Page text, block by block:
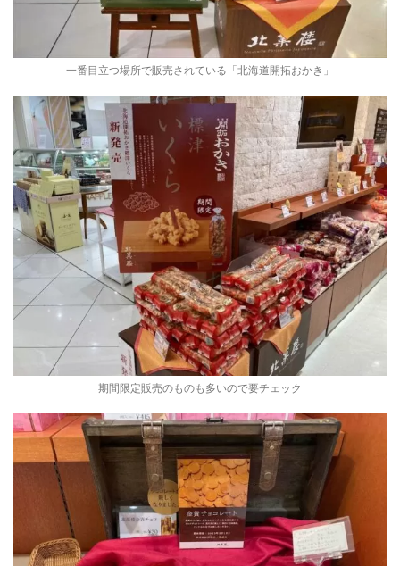
一番目立つ場所で販売されている「北海道開拓おかき」
期間限定販売のものも多いので要チェック